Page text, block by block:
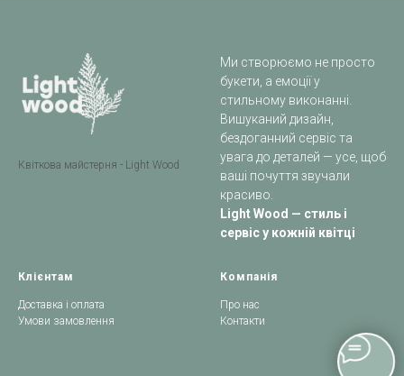
Квіткова майстерня - Light Wood
Ми створюємо не просто
букети, а емоції у
стильному виконанні.
Вишуканий дизайн,
бездоганний сервіс та
увага до деталей — усе, щоб
ваші почуття звучали
красиво.
Light Wood — стиль і
сервіс у кожній квітці
Клієнтам
Доставка і оплата
Умови замовлення
Компанія
Про нас
Контакти